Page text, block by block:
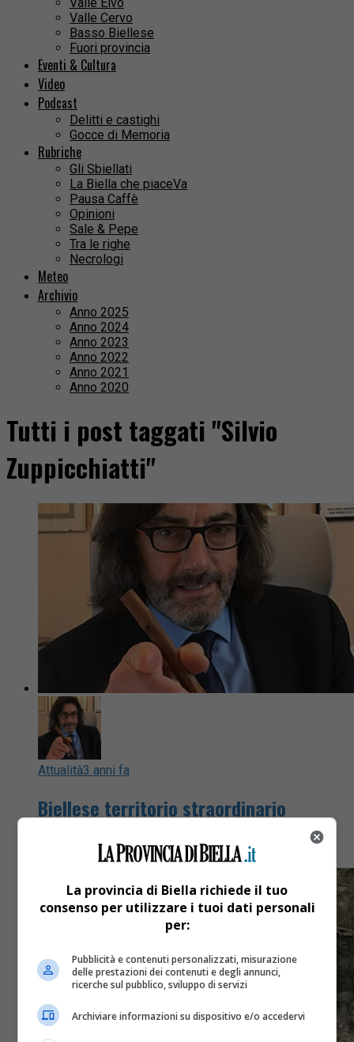
Valle Cervo
Basso Biellese
Fuori provincia
Eventi & Cultura
Video
Podcast
Delitti e castighi
Gocce di Memoria
Rubriche
Gli Sbiellati
La Biella che piaceVa
Pausa Caffè
Opinioni
Sale & Pepe
Tra le righe
Necrologi
Meteo
Archivio
Anno 2025
Anno 2024
Anno 2023
Anno 2022
Anno 2021
Anno 2020
Tutti i post taggati "Silvio
Zuppicchiatti"
Attualità3 anni fa
Biellese territorio straordinario
Un articolo di Silvio Zuppicchiatti
La provincia di Biella richiede il tuo
consenso per utilizzare i tuoi dati personali
per:
Pubblicità e contenuti personalizzati, misurazione
delle prestazioni dei contenuti e degli annunci,
ricerche sul pubblico, sviluppo di servizi
Archiviare informazioni su dispositivo e/o accedervi